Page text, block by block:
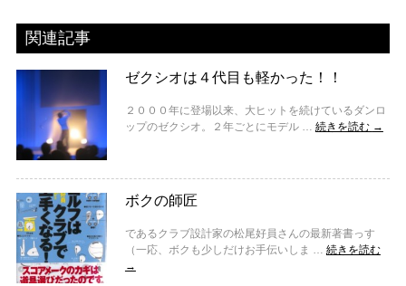
関連記事
ゼクシオは４代目も軽かった！！
２０００年に登場以来、大ヒットを続けているダンロ
ップのゼクシオ。２年ごとにモデル … 続きを読む →
ボクの師匠
であるクラブ設計家の松尾好員さんの最新著書っす
（一応、ボクも少しだけお手伝いしま … 続きを読む
→